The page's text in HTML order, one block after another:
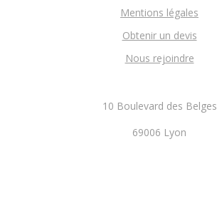
Mentions légales
Obtenir un devis
Nous rejoindre
10 Boulevard des Belges
69006 Lyon